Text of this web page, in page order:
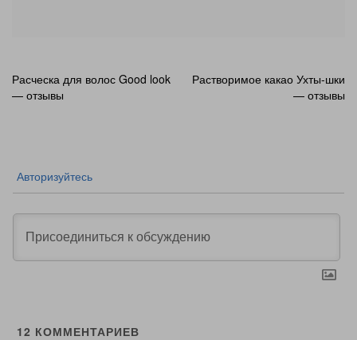
Навигация
по
Расческа для волос Good look
— отзывы
Растворимое какао Ухты-шки
— отзывы
Авторизуйтесь
12 КОММЕНТАРИЕВ